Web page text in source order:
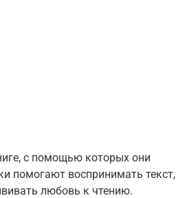
с помощью которых они
помогают воспринимать текст,
любовь к чтению.